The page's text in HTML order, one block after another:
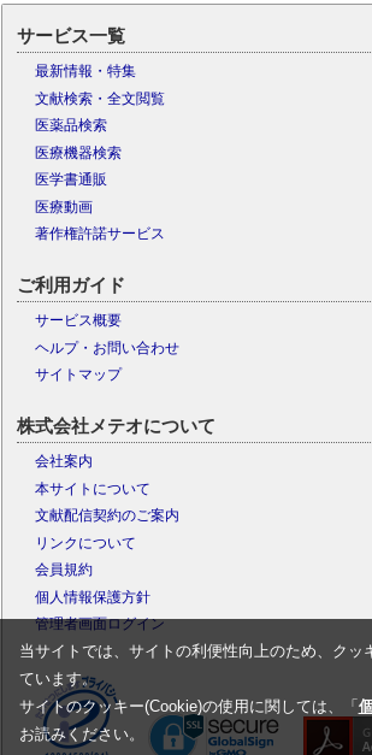
サービス一覧
最新情報・特集
文献検索・全文閲覧
医薬品検索
医療機器検索
医学書通販
医療動画
著作権許諾サービス
ご利用ガイド
サービス概要
ヘルプ・お問い合わせ
サイトマップ
株式会社メテオについて
会社案内
本サイトについて
文献配信契約のご案内
リンクについて
会員規約
個人情報保護方針
管理者画面ログイン
当サイトでは、サイトの利便性向上のため、クッ
ています。
サイトのクッキー(Cookie)の使用に関しては、「
お読みください。